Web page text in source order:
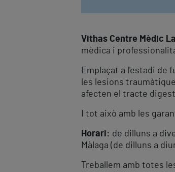
Vithas Centre Mèdic
mèdica i
Emplaçat a l'estadi de
les lesions
afecten el tracte
I tot això amb les
Horari: de dilluns a
Màlaga (de dilluns a
Treballem amb totes